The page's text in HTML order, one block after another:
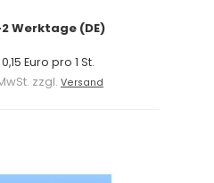
Werktage (DE)
0,15 Euro pro 1 St.
zzgl. Versand